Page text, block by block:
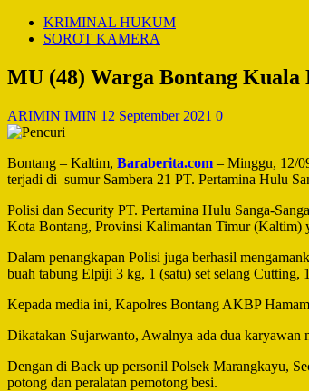
KRIMINAL HUKUM
SOROT KAMERA
MU (48) Warga Bontang
ARIMIN IMIN 12 September 2021 0
Bontang – Kaltim, Baraberita.com – Minggu, 12/
terjadi di sumur Sambera 21 PT. Pertamina Hulu
Polisi dan Security PT. Pertamina Hulu Sanga-
Kota Bontang, Provinsi Kalimantan Timur (Kaltim)
Dalam penangkapan Polisi juga berhasil
buah tabung Elpiji 3 kg, 1 (satu) set selang Cutting,
Kepada media ini, Kapolres Bontang AKBP
Dikatakan Sujarwanto, Awalnya ada dua karyawan
Dengan di Back up personil Polsek Marangkayu,
potong dan peralatan pemotong besi.